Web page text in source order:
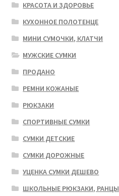
КРАСОТА И ЗДОРОВЬЕ
КУХОННОЕ ПОЛОТЕНЦЕ
МИНИ СУМОЧКИ, КЛАТЧИ
МУЖСКИЕ СУМКИ
ПРОДАНО
РЕМНИ КОЖАНЫЕ
РЮКЗАКИ
СПОРТИВНЫЕ СУМКИ
СУМКИ ДЕТСКИЕ
СУМКИ ДОРОЖНЫЕ
УЦЕНКА СУМКИ ДЕШЕВО
ШКОЛЬНЫЕ РЮКЗАКИ, РАНЦЫ